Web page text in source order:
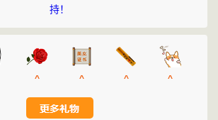
持！
^ ^ ^ ^